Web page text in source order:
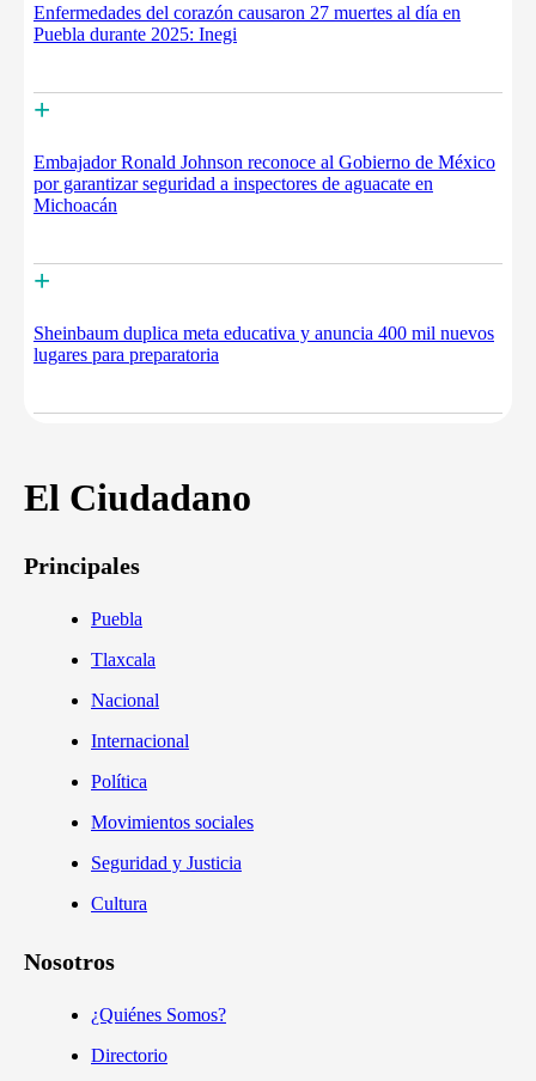
Enfermedades del corazón causaron 27 muertes al día en
Puebla durante 2025: Inegi
+
Embajador Ronald Johnson reconoce al Gobierno de México
por garantizar seguridad a inspectores de aguacate en
Michoacán
+
Sheinbaum duplica meta educativa y anuncia 400 mil nuevos
lugares para preparatoria
El Ciudadano
Principales
Puebla
Tlaxcala
Nacional
Internacional
Política
Movimientos sociales
Seguridad y Justicia
Cultura
Nosotros
¿Quiénes Somos?
Directorio